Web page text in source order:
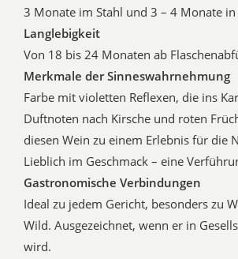
3 Monate im Stahl und 3 – 4 Monate in
Langlebigkeit
Von 18 bis 24 Monaten ab
Merkmale der Sinneswahrnehmung
Farbe mit violetten Reflexen, die ins
Duftnoten nach Kirsche und roten
diesen Wein zu einem Erlebnis für die
Lieblich im Geschmack – eine
Gastronomische Verbindungen
Ideal zu jedem Gericht, besonders zu
Wild. Ausgezeichnet, wenn er in
wird.